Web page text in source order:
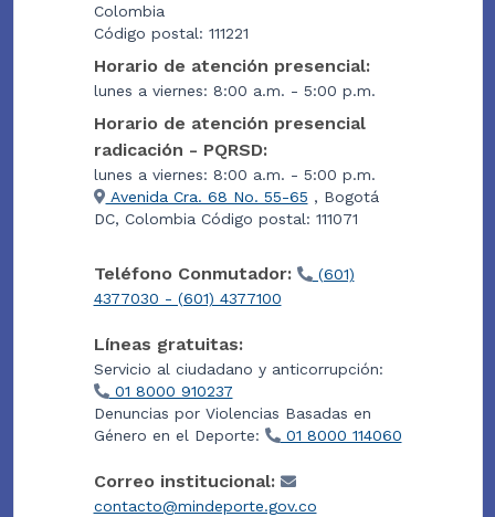
Colombia
Código postal: 111221
Horario de atención presencial:
lunes a viernes: 8:00 a.m. - 5:00 p.m.
Horario de atención presencial
radicación - PQRSD:
lunes a viernes: 8:00 a.m. - 5:00 p.m.
Avenida Cra. 68 No. 55-65 , Bogotá
DC, Colombia Código postal: 111071
Teléfono Conmutador:
(601)
4377030 - (601) 4377100
Líneas gratuitas:
Servicio al ciudadano y anticorrupción:
01 8000 910237
Denuncias por Violencias Basadas en
Género en el Deporte:
01 8000 114060
Correo institucional:
contacto@mindeporte.gov.co